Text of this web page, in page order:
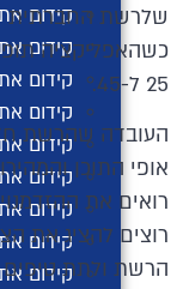
קידום
קידום
קידום
קידום
קידום
קידום
קידום
קידום
קידום
כשהאפליקציה
25 ל-45.
העובדה שהרשת
אופי התוכן
רואים את
רוצים להציג את
הרשת ולתת